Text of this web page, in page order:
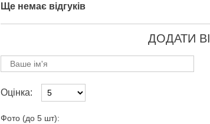
Ще немає відгуків
ДОДАТИ
Оцінка:
Фото (до 5 шт):